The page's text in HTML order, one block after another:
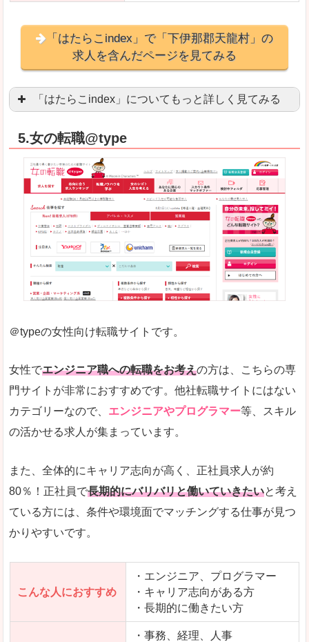
「はたらこindex」で「下伊那郡天龍村」の
求人を含んだページを見てみる
「はたらこindex」についてもっと詳しく見てみる
良いところ
求人が毎時更新されます！（他社求人サイトは週
希望職種の平均時給が瞬時にわかります。アルバ
求人数が多すぎて、逆に絞り込みに悩んだり、迷
雇用形態にもよりますが、給与額に幅があります。
詳しい説明
希望する職種の平均時給がすぐにわかるので、給
また、他社転職サイトにはない日払いや週払いと
新着案件が続々とアップされるので、転職を急い
人気度
また、上戸彩さんのCMでおなじみなこともあり
使いやすさ
全体的にオレンジ色のトーンで、見ていても疲れ
「はたらこindex」で「下伊那郡天龍村」の
求人を含んだページを見てみる
5.女の転職@type
＠typeの女性向け転職サイトです。
女性でエンジニア職への転職をお考えの方は、こちらの専
門サイトが非常におすすめです。他社転職サイトにはない
カテゴリーなので、 エンジニアやプログラマー等、スキル
の活かせる求人が集まっています。
また、全体的にキャリア志向が高く、正社員求人が約
80％！正社員で長期的にバリバリと働いていきたいと考え
ている方には、条件や環境面でマッチングする仕事が見つ
かりやすいです。
こんな人におすすめ
・エンジニア、プログラマー
・キャリア志向がある方
・長期的に働きたい方
・事務、経理、人事